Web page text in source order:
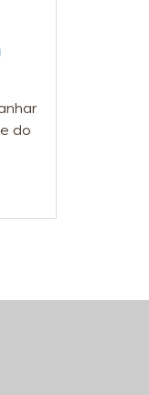
do